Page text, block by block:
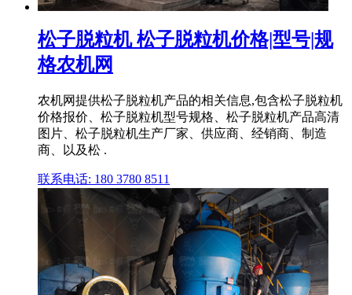
松子脱粒机 松子脱粒机价格|型号|规
格农机网
农机网提供松子脱粒机产品的相关信息,包含松子脱粒机
价格报价、松子脱粒机型号规格、松子脱粒机产品高清
图片、松子脱粒机生产厂家、供应商、经销商、制造
商、以及松 .
联系电话: 180 3780 8511